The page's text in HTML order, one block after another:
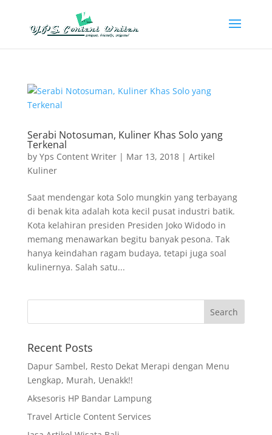
Serabi Notosuman, Kuliner Khas Solo yang
Terkenal
by Yps Content Writer| Mar 13, 2018| Artikel
Kuliner
Saat mendengar kota Solo mungkin yang terbayang
di benak kita adalah kota kecil pusat industri batik.
Kota kelahiran presiden Presiden Joko Widodo in
memang menawarkan begitu banyak pesona. Tak
hanya keindahan ragam budaya, tetapi juga soal
kulinernya. Salah satu...
Recent Posts
Dapur Sambel, Resto Dekat Merapi dengan Menu
Lengkap, Murah, Uenakk!!
Aksesoris HP Bandar Lampung
Travel Article Content Services